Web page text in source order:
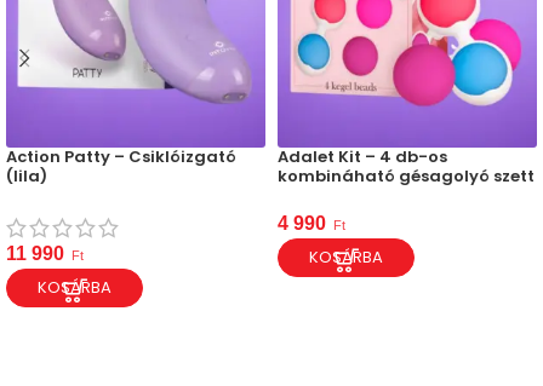
Action Patty – Csiklóizgató
(lila)
11 990 Ft
KOSÁRBA
Adalet Kit – 4 db-os
kombináható gésagolyó szett
4 990 Ft
KOSÁRBA